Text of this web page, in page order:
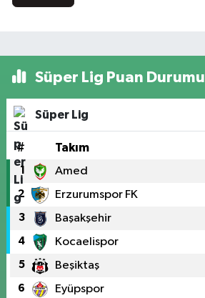
Süper Lig Puan Durumu
Süper Lig
# Takım
1 Amed
2 Erzurumspor FK
3 Başakşehir
4 Kocaelispor
5 Beşiktaş
6 Eyüpspor